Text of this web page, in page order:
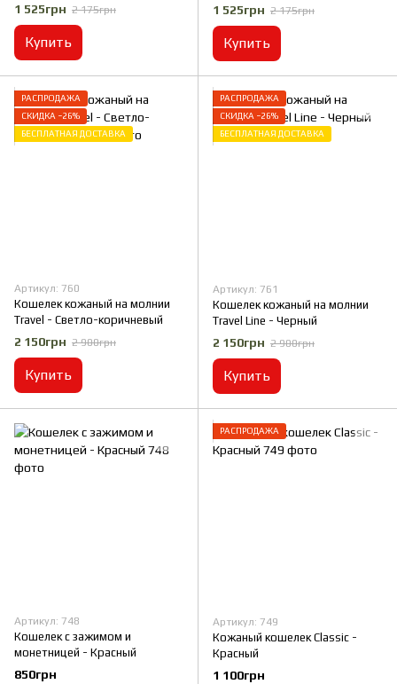
1 525грн 2 175грн
Купить
1 525грн 2 175грн
Купить
РАСПРОДАЖА
СКИДКА −26%
БЕСПЛАТНАЯ ДОСТАВКА
Артикул: 760
Кошелек кожаный на молнии
Travel - Светло-коричневый
2 150грн 2 900грн
Купить
РАСПРОДАЖА
СКИДКА −26%
БЕСПЛАТНАЯ ДОСТАВКА
Артикул: 761
Кошелек кожаный на молнии
Travel Line - Черный
2 150грн 2 900грн
Купить
Артикул: 748
Кошелек с зажимом и
монетницей - Красный
850грн
РАСПРОДАЖА
Артикул: 749
Кожаный кошелек Classic -
Красный
1 100грн